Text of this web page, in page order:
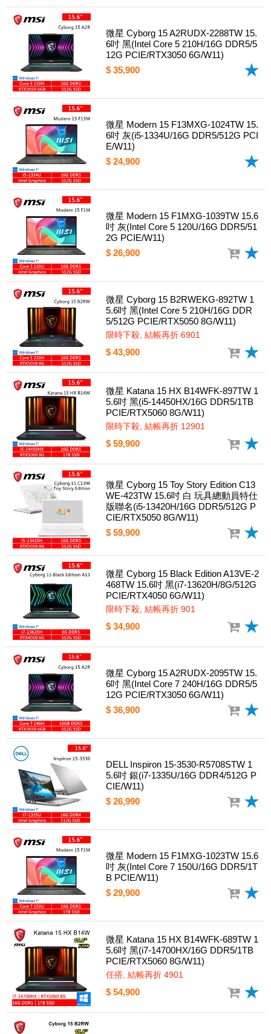
微星 Cyborg 15 A2RUDX-2288TW 15.
6吋 黑(Intel Core 5 210H/16G DDR5/5
12G PCIE/RTX3050 6G/W11)
$ 35,900
微星 Modern 15 F13MXG-1024TW 15.
6吋 灰(i5-1334U/16G DDR5/512G PCI
E/W11)
$ 24,900
微星 Modern 15 F1MXG-1039TW 15.6
吋 灰(Intel Core 5 120U/16G DDR5/51
2G PCIE/W11)
$ 26,900
微星 Cyborg 15 B2RWEKG-892TW 1
5.6吋 黑(Intel Core 5 210H/16G DDR
5/512G PCIE/RTX5050 8G/W11)
限時下殺, 結帳再折 6901
$ 43,900
微星 Katana 15 HX B14WFK-897TW 1
5.6吋 黑(i5-14450HX/16G DDR5/1TB
PCIE/RTX5060 8G/W11)
限時下殺, 結帳再折 12901
$ 59,900
微星 Cyborg 15 Toy Story Edition C13
WE-423TW 15.6吋 白 玩具總動員特仕
版聯名(i5-13420H/16G DDR5/512G P
CIE/RTX5050 8G/W11)
$ 59,900
微星 Cyborg 15 Black Edition A13VE-2
468TW 15.6吋 黑(i7-13620H/8G/512G
PCIE/RTX4050 6G/W11)
限時下殺, 結帳再折 901
$ 34,900
微星 Cyborg 15 A2RUDX-2095TW 15.
6吋 黑(Intel Core 7 240H/16G DDR5/5
12G PCIE/RTX3050 6G/W11)
$ 36,900
DELL Inspiron 15-3530-R5708STW 1
5.6吋 銀(i7-1335U/16G DDR4/512G P
CIE/W11)
$ 26,990
微星 Modern 15 F1MXG-1023TW 15.6
吋 灰(Intel Core 7 150U/16G DDR5/1T
B PCIE/W11)
$ 29,900
微星 Katana 15 HX B14WFK-689TW 1
5.6吋 黑(i7-14700HX/16G DDR5/1TB
PCIE/RTX5060 8G/W11)
任搭, 結帳再折 4901
$ 54,900